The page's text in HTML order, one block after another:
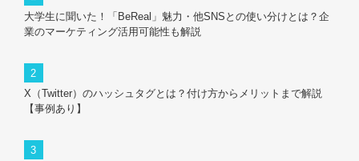
大学生に聞いた！「BeReal」魅力・他SNSとの使い分けとは？企
業のマーケティング活用可能性も解説
X（Twitter）のハッシュタグとは？付け方からメリットまで解説
【事例あり】